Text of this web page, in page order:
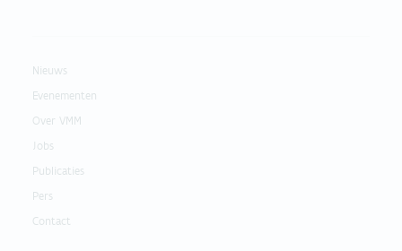
Nieuws
Evenementen
Over VMM
Jobs
Publicaties
Pers
Contact